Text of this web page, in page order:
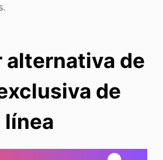
alternativa de
de
línea